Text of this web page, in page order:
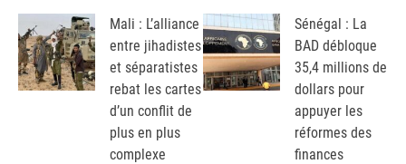
Mali : L’alliance
entre jihadistes
et séparatistes
rebat les cartes
d’un conflit de
plus en plus
complexe
Sénégal : La
BAD débloque
35,4 millions de
dollars pour
appuyer les
réformes des
finances